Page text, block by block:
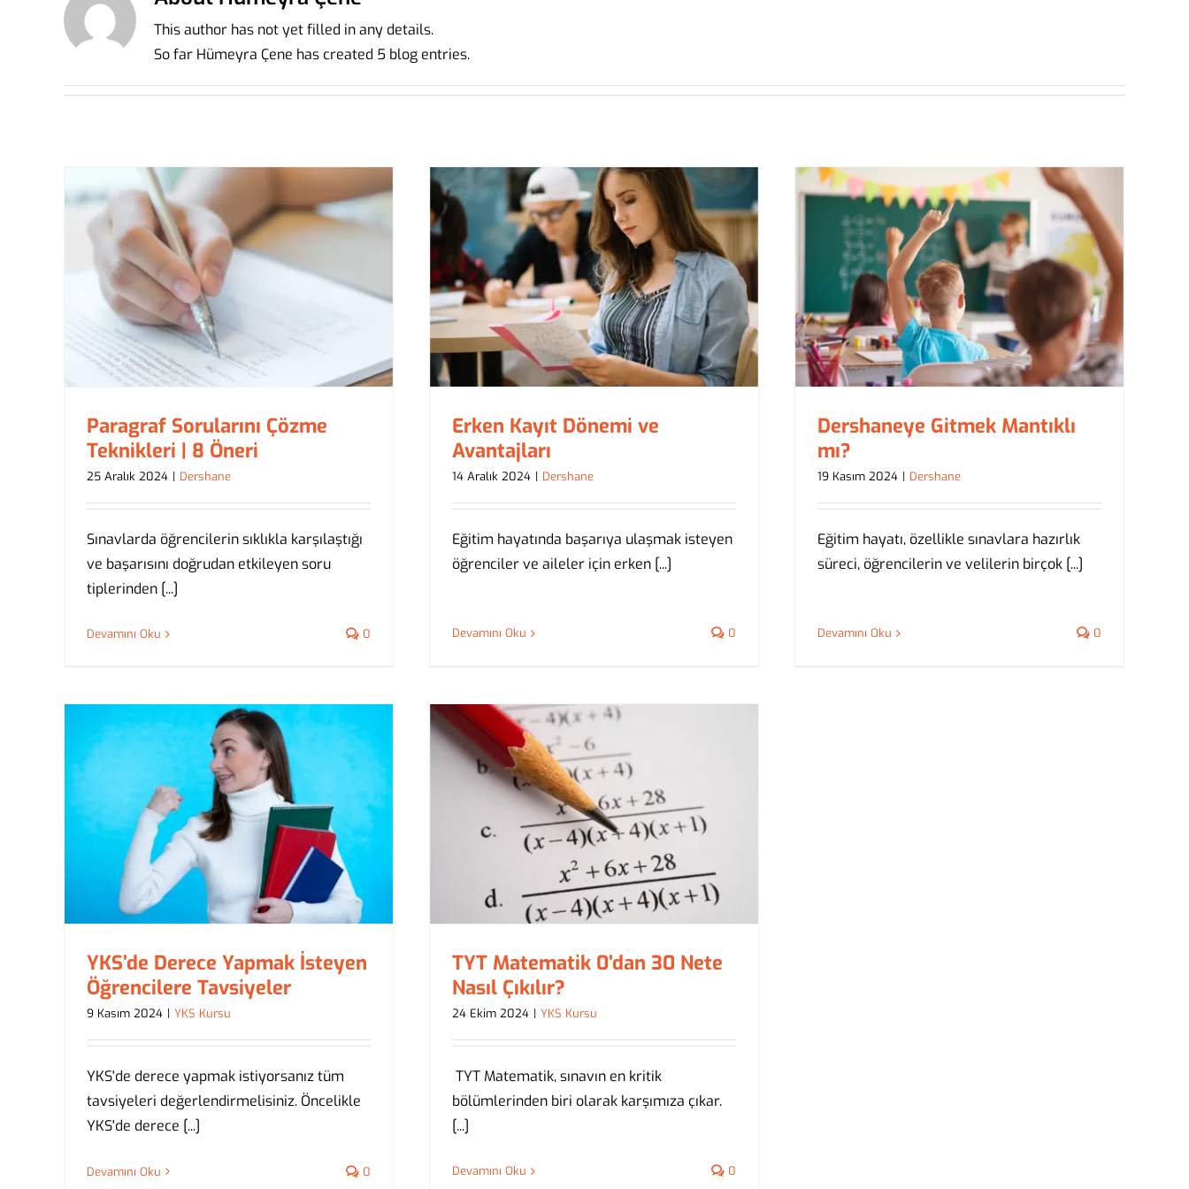
This author has not yet filled in any details.
So far Hümeyra Çene has created 5 blog entries.
Paragraf Sorularını Çözme
Teknikleri | 8 Öneri
25 Aralık 2024 | Dershane
Sınavlarda öğrencilerin sıklıkla karşılaştığı
ve başarısını doğrudan etkileyen soru
tiplerinden [...]
Devamını Oku 0
Erken Kayıt Dönemi ve Avantajları
Erken Kayıt Dönemi ve
Avantajları
14 Aralık 2024 | Dershane
Eğitim hayatında başarıya ulaşmak isteyen
öğrenciler ve aileler için erken [...]
Devamını Oku 0
Dershaneye Gitmek Mantıklı mı?
Dershane
Dershaneye Gitmek Mantıklı
mı?
19 Kasım 2024 | Dershane
Eğitim hayatı, özellikle sınavlara hazırlık
süreci, öğrencilerin ve velilerin birçok [...]
Devamını Oku 0
YKS’de Derece Yapmak İsteyen
Öğrencilere Tavsiyeler
9 Kasım 2024 | YKS Kursu
YKS'de derece yapmak istiyorsanız tüm
tavsiyeleri değerlendirmelisiniz. Öncelikle
YKS'de derece [...]
Devamını Oku 0
TYT Matematik 0’dan 30 Nete
Nasıl Çıkılır?
YKS Kursu
TYT Matematik 0’dan 30 Nete
Nasıl Çıkılır?
24 Ekim 2024 | YKS Kursu
TYT Matematik, sınavın en kritik
bölümlerinden biri olarak karşımıza çıkar.
[...]
Devamını Oku 0